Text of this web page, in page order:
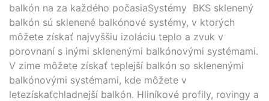
balkón na za každého počasiaSystémy BKS sklenený
balkón sú sklenené balkónové systémy, v ktorých
môžete získať najvyššiu izoláciu teplo a zvuk v
porovnaní s inými sklenenými balkónovými systémami.
V zime môžete získať teplejší balkón so sklenenými
balkónovými systémami, kde môžete v
letezískaťchladnejší balkón. Hliníkové profily, rovingy a